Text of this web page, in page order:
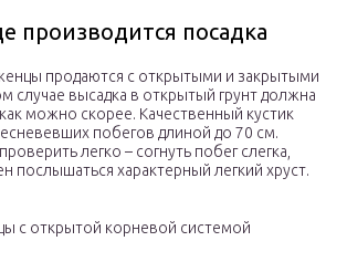
производится посадка
продаются с открытыми и закрытыми
случае высадка в открытый грунт должна
можно скорее. Качественный кустик
побегов длиной до 70 см.
легко – согнуть побег слегка,
послышаться характерный легкий хруст.
с открытой корневой системой